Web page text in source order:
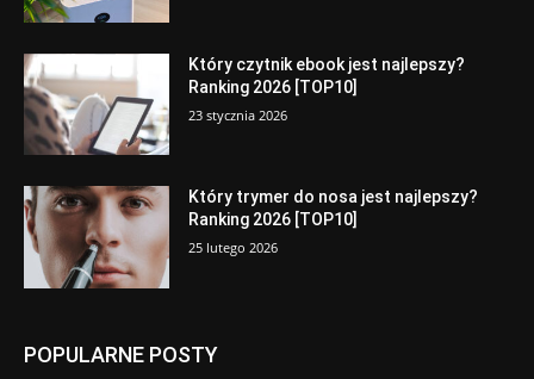
Który czytnik ebook jest najlepszy?
Ranking 2026 [TOP10]
23 stycznia 2026
Który trymer do nosa jest najlepszy?
Ranking 2026 [TOP10]
25 lutego 2026
POPULARNE POSTY